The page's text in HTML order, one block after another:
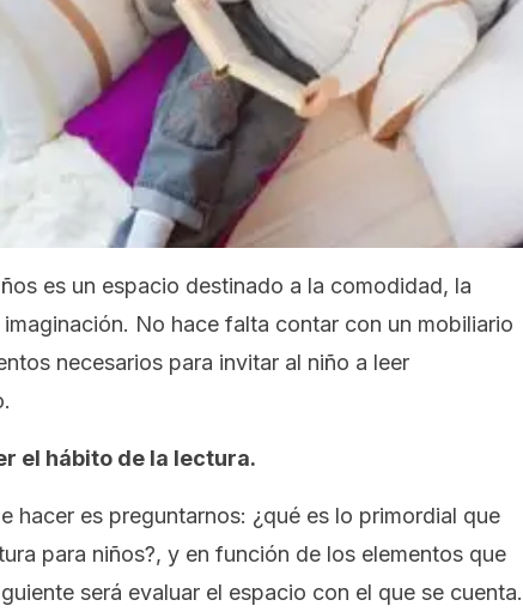
es un espacio destinado a la comodidad, la
No hace falta contar con un mobiliario
necesarios para invitar al niño a leer
el hábito de la lectura.
hacer es preguntarnos: ¿qué es lo primordial que
para niños?, y en función de los elementos que
será evaluar el espacio con el que se cuenta.